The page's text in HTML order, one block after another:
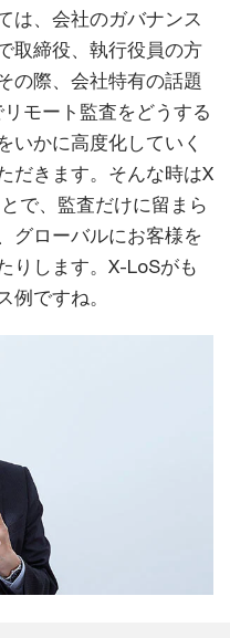
は、会社のガバナンス
取締役、執行役員の方
の際、会社特有の話題
モート監査をどうする
いかに高度化していく
だきます。そんな時はX
で、監査だけに留まら
グローバルにお客様を
りします。X-LoSがも
例ですね。